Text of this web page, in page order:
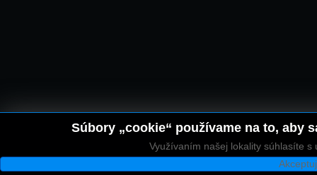
Súbory „cookie“ používame na to, aby
Využívaním našej lokality súhlasíte s